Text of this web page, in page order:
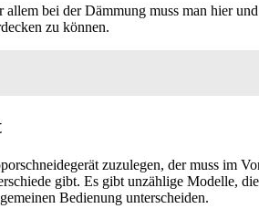
bei der Dämmung muss man hier
zu können.
zuzulegen, der muss im
gibt. Es gibt unzählige Modelle,
Bedienung unterscheiden.